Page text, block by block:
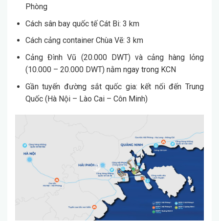
Phòng
Cách sân bay quốc tế Cát Bi: 3 km
Cách cảng container Chùa Vẽ: 3 km
Cảng Đình Vũ (20.000 DWT) và cảng hàng lỏng
(10.000 – 20.000 DWT) nằm ngay trong KCN
Gần tuyến đường sắt quốc gia: kết nối đến Trung
Quốc (Hà Nội – Lào Cai – Côn Minh)